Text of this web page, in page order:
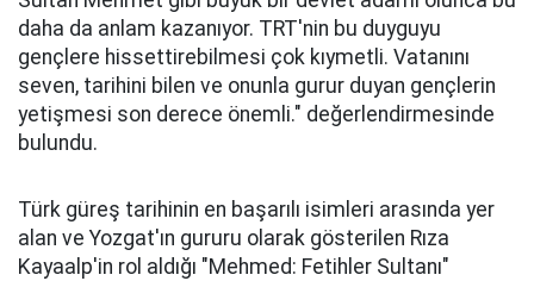
daha da anlam kazanıyor. TRT'nin bu duyguyu
gençlere hissettirebilmesi çok kıymetli. Vatanını
seven, tarihini bilen ve onunla gurur duyan gençlerin
yetişmesi son derece önemli." değerlendirmesinde
bulundu.
Türk güreş tarihinin en başarılı isimleri arasında yer
alan ve Yozgat'ın gururu olarak gösterilen Rıza
Kayaalp'in rol aldığı "Mehmed: Fetihler Sultanı"